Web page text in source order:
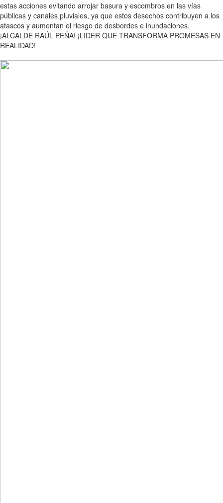
estas acciones evitando arrojar basura y escombros en las vías
públicas y canales pluviales, ya que estos desechos contribuyen a los
atascos y aumentan el riesgo de desbordes e inundaciones.
¡ALCALDE RAÚL PEÑA! ¡LIDER QUE TRANSFORMA PROMESAS EN
REALIDAD!